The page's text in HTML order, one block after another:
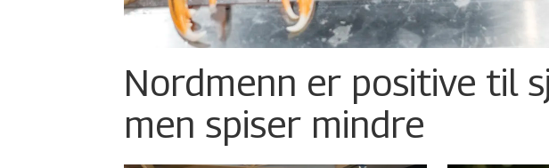
Nordmenn er positive til
men spiser mindre